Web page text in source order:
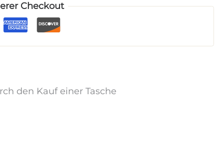
Checkout
den Kauf einer Tasche